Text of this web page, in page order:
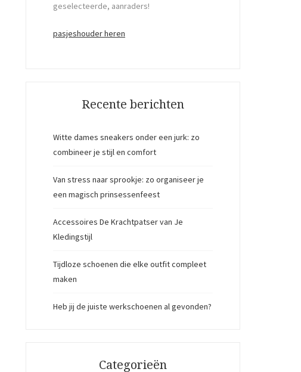
geselecteerde, aanraders!
pasjeshouder heren
Recente berichten
Witte dames sneakers onder een jurk: zo
combineer je stijl en comfort
Van stress naar sprookje: zo organiseer je
een magisch prinsessenfeest
Accessoires De Krachtpatser van Je
Kledingstijl
Tijdloze schoenen die elke outfit compleet
maken
Heb jij de juiste werkschoenen al gevonden?
Categorieën